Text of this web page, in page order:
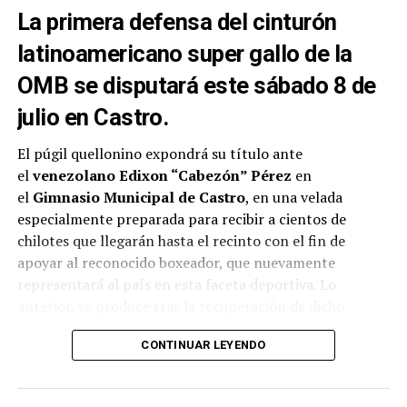
La primera defensa del cinturón
latinoamericano super gallo de la
OMB se disputará este sábado 8 de
julio en Castro.
El púgil quellonino expondrá su título ante
elvenezolano Edixon “Cabezón” Pérez en
el Gimnasio Municipal de Castro, en una velada
especialmente preparada para recibir a cientos de
chilotes que llegarán hasta el recinto con el fin de
apoyar al reconocido boxeador, que nuevamente
representará al país en esta faceta deportiva. Lo
campeonato por parte delboxeador chileno, el pasado
mes de abril ante elboliviano Ramón Averanga
CONTINUAR LEYENDO